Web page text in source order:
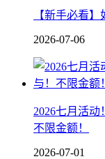
【新手必看
2026-07-06
2026七月活动
不限金额！
2026-07-01